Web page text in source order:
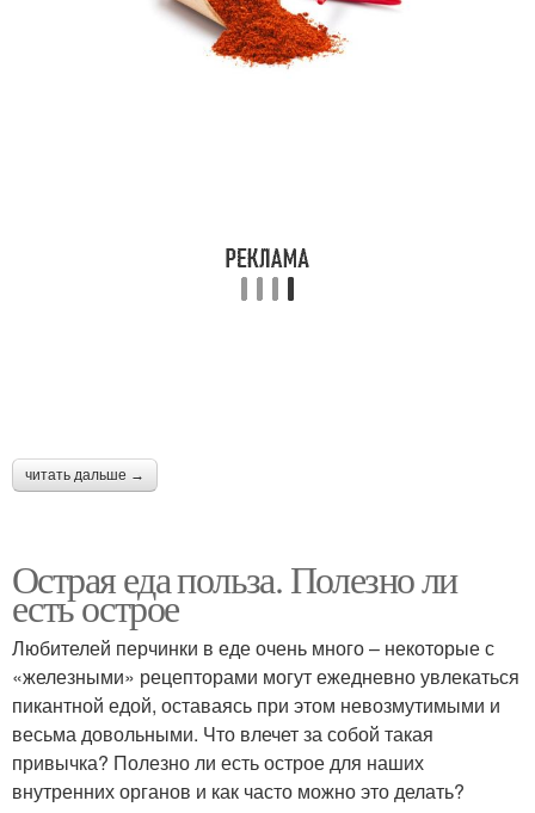
читать дальше →
Острая еда польза. Полезно ли
есть острое
Любителей перчинки в еде очень много – некоторые с
«железными» рецепторами могут ежедневно увлекаться
пикантной едой, оставаясь при этом невозмутимыми и
весьма довольными. Что влечет за собой такая
привычка? Полезно ли есть острое для наших
внутренних органов и как часто можно это делать?